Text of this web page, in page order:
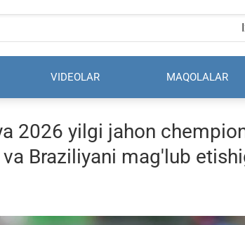
VIDEOLAR MAQOLALAR
2026 yilgi jahon
Braziliyani mag'lub